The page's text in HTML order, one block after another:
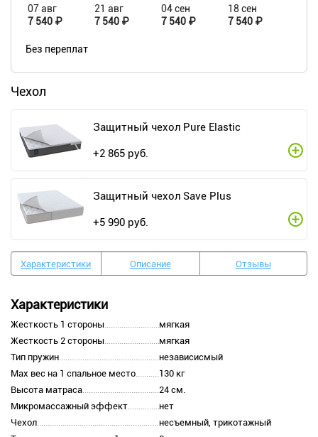
07 авг
7 540 ₽
21 авг
7 540 ₽
04 сен
7 540 ₽
18 сен
7 540 ₽
Без переплат
Чехол
Защитный чехол Pure Elastic
+2 865 руб.
Защитный чехол Save Plus
+5 990 руб.
Характеристики Описание Отзывы
Характеристики
Жесткость 1 стороны
мягкая
Жесткость 2 стороны
мягкая
Тип пружин
независисмый
Max вес на 1 спальное место
130 кг
Высота матраса
24 см.
Микромассажный эффект
нет
Чехол
несъемный, трикотажный